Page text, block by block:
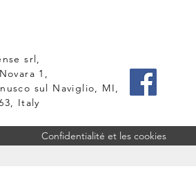
srl,
1,
sul Naviglio, MI,
Italy
Confidentialité et les cookies